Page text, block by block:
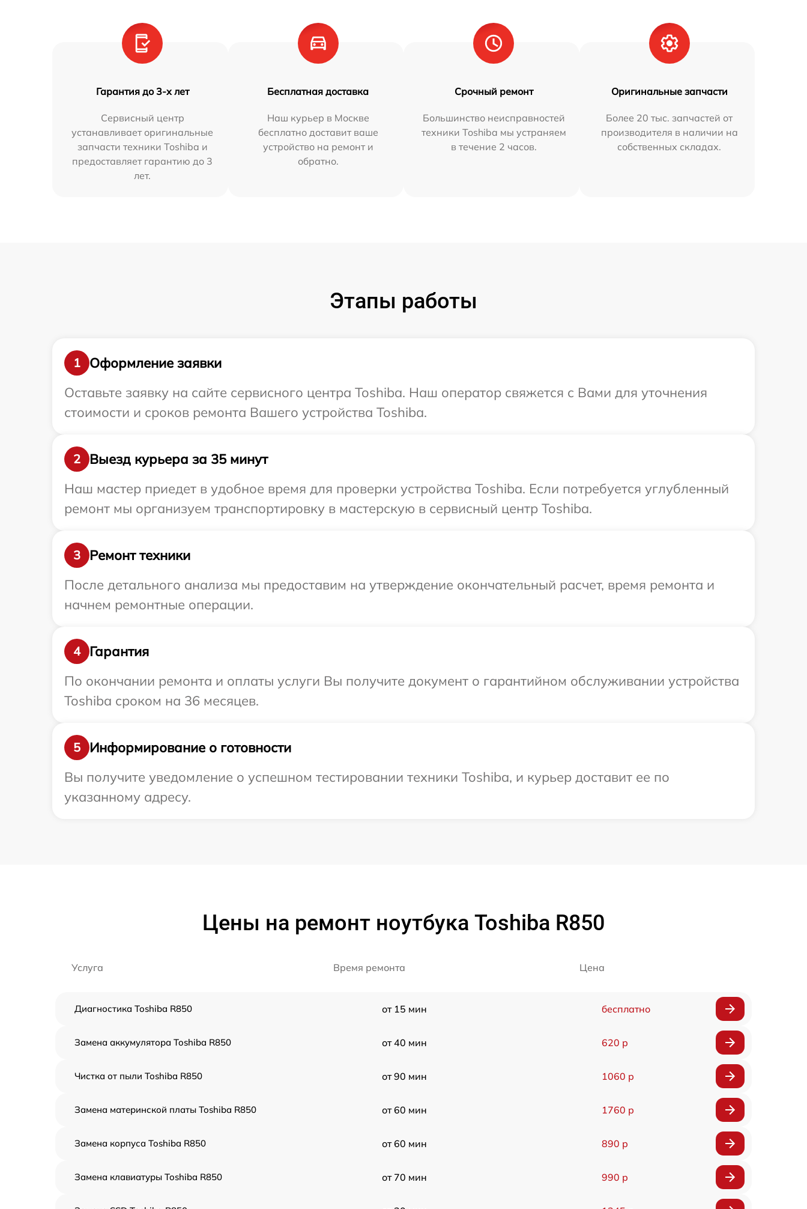
Гарантия до 3-х лет
Сервисный центр
устанавливает оригинальные
запчасти техники Toshiba и
предоставляет гарантию до 3
лет.
Бесплатная доставка
Наш курьер в Москве
бесплатно доставит ваше
устройство на ремонт и
обратно.
Срочный ремонт
Большинство неисправностей
техники Toshiba мы устраняем
в течение 2 часов.
Оригинальные запчасти
Более 20 тыс. запчастей от
производителя в наличии на
собственных складах.
Этапы работы
1
Оформление заявки
Оставьте заявку на сайте сервисного центра Toshiba. Наш оператор свяжется с Вами для уточнения
стоимости и сроков ремонта Вашего устройства Toshiba.
2
Выезд курьера за 35 минут
Наш мастер приедет в удобное время для проверки устройства Toshiba. Если потребуется углубленный
ремонт мы организуем транспортировку в мастерскую в сервисный центр Toshiba.
3
Ремонт техники
После детального анализа мы предоставим на утверждение окончательный расчет, время ремонта и
начнем ремонтные операции.
4
Гарантия
По окончании ремонта и оплаты услуги Вы получите документ о гарантийном обслуживании устройства
Toshiba сроком на 36 месяцев.
5
Информирование о готовности
Вы получите уведомление о успешном тестировании техники Toshiba, и курьер доставит ее по
указанному адресу.
Цены на ремонт ноутбука Toshiba R850
Услуга Время ремонта Цена
Диагностика Toshiba R850 от 15 мин бесплатно
Замена аккумулятора Toshiba R850 от 40 мин 620 р
Чистка от пыли Toshiba R850 от 90 мин 1060 р
Замена материнской платы Toshiba R850 от 60 мин 1760 р
Замена корпуса Toshiba R850 от 60 мин 890 р
Замена клавиатуры Toshiba R850 от 70 мин 990 р